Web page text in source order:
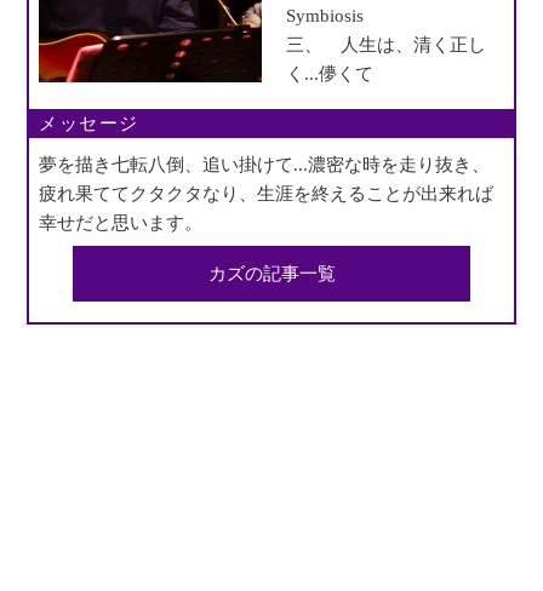
Symbiosis
三、 人生は、清く正し
く...儚くて
メッセージ
夢を描き七転八倒、追い掛けて...濃密な時を走り抜き、
疲れ果ててクタクタなり、生涯を終えることが出来れば
幸せだと思います。
カズの記事一覧